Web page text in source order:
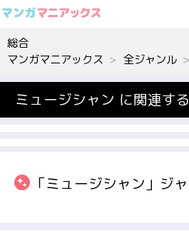
総合
マンガマニアックス
全ジャンル
ミュージシャン に関連す
「ミュージシャン」ジ